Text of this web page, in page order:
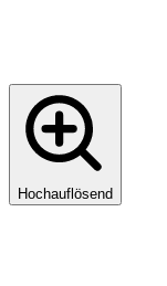
Hochauflösend